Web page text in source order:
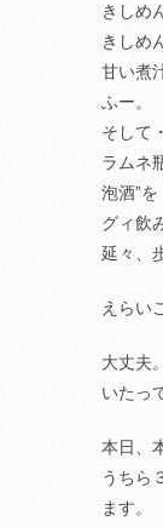
きしめ
きしめ
甘い煮
ふー。
そして
ラムネ
泡酒”を
グィ飲
延々、
えらい
大丈夫。
いたっ
本日、
うちら
ます。